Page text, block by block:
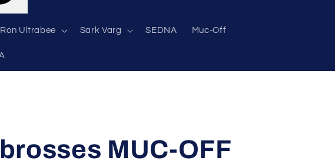
Ultrabee Sark Varg SEDNA Muc-Off
s
r
o
g
e
MUC-OFF